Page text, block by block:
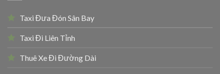
Taxi Đưa Đón Sân Bay
Taxi Đi Liên Tỉnh
Thuê Xe Đi Đường Dài